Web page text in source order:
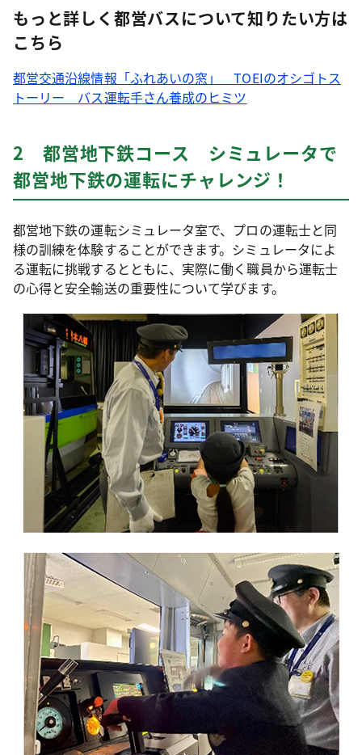
もっと詳しく都営バスについて知りたい方は
こちら
都営交通沿線情報「ふれあいの窓」 TOEIのオシゴトス
トーリー バス運転手さん養成のヒミツ
2 都営地下鉄コース シミュレータで
都営地下鉄の運転にチャレンジ！
都営地下鉄の運転シミュレータ室で、プロの運転士と同
様の訓練を体験することができます。シミュレータによ
る運転に挑戦するとともに、実際に働く職員から運転士
の心得と安全輸送の重要性について学びます。